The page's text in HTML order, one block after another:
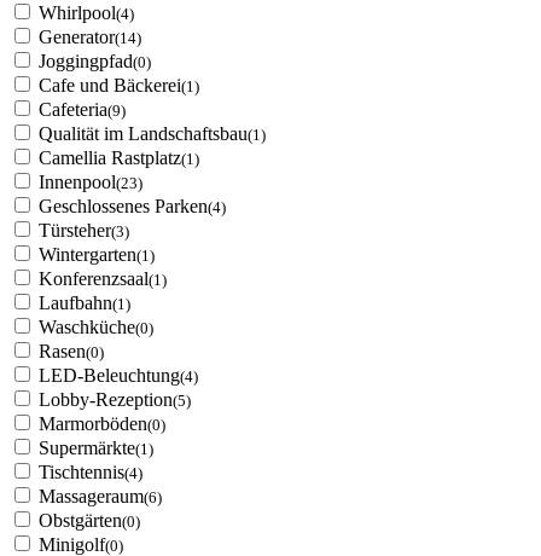
Whirlpool(4)
Generator(14)
Joggingpfad(0)
Cafe und Bäckerei(1)
Cafeteria(9)
Qualität im Landschaftsbau(1)
Camellia Rastplatz(1)
Innenpool(23)
Geschlossenes Parken(4)
Türsteher(3)
Wintergarten(1)
Konferenzsaal(1)
Laufbahn(1)
Waschküche(0)
Rasen(0)
LED-Beleuchtung(4)
Lobby-Rezeption(5)
Marmorböden(0)
Supermärkte(1)
Tischtennis(4)
Massageraum(6)
Obstgärten(0)
Minigolf(0)